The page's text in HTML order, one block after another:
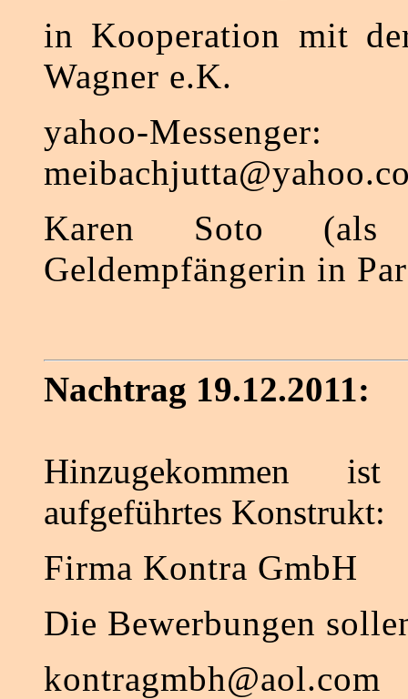
in Kooperation mit
Wagner e.K.
yahoo-Messenger:
Karen Soto (als
Geldempfängerin in
Nachtrag 19.12.2011:
Hinzugekommen ist
aufgeführtes Konstrukt:
Firma Kontra GmbH
Die Bewerbungen
kontragmbh@aol.com